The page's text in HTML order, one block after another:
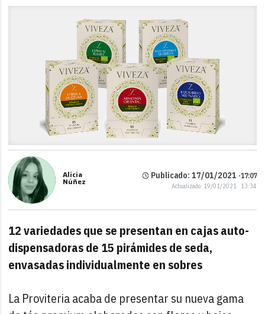
Alicia
Núñez
Publicado: 17/01/2021 ·17:07
Actualizado: 19/01/2021 · 13:34
12 variedades que se presentan en cajas auto-
dispensadoras de 15 pirámides de seda,
envasadas individualmente en sobres
La Proviteria acaba de presentar su nueva gama